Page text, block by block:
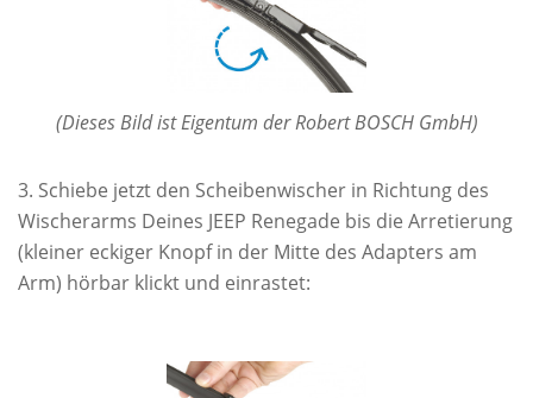
(Dieses Bild ist Eigentum der Robert BOSCH GmbH)
Schiebe jetzt den Scheibenwischer in Richtung des
Wischerarms Deines JEEP Renegade bis die Arretierung
(kleiner eckiger Knopf in der Mitte des Adapters am
Arm) hörbar klickt und einrastet: